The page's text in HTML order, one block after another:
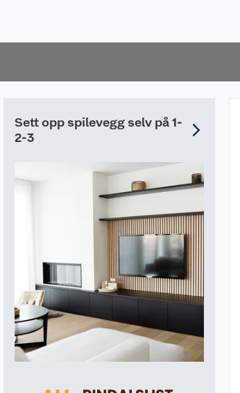
Sett opp spilevegg selv på 1-
2-3